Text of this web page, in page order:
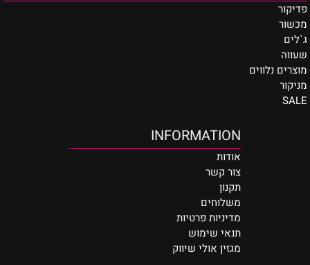
פדיקור
מכשור
ג`לים
שעווה
מוצרים נלווים
מניקור
SALE
INFORMATION
אודות
צור קשר
תקנון
משלוחים
מדיניות פרטיות
תנאי שימוש
מגזין אולי שיווק